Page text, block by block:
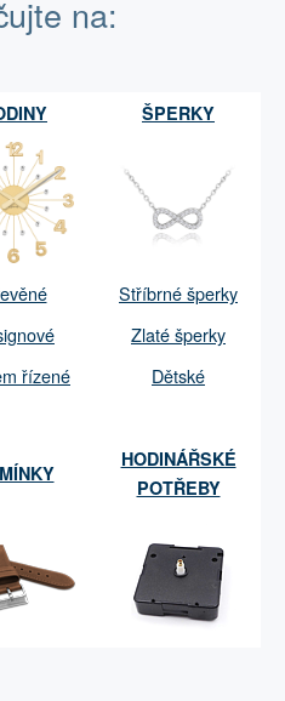
na:
ŠPERKY
Stříbrné šperky
Zlaté šperky
řízené Dětské
HODINÁŘSKÉ
POTŘEBY